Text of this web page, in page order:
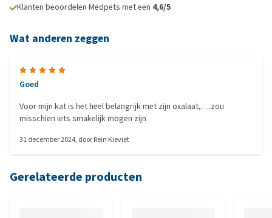
Klanten beoordelen Medpets met een 4,6/5
Wat anderen zeggen
Goed
Voor mijn kat is het heel belangrijk met zijn oxalaat,….zou
misschien iets smakelijk mogen zijn
31 december 2024, doorRein Kieviet
Gerelateerde producten